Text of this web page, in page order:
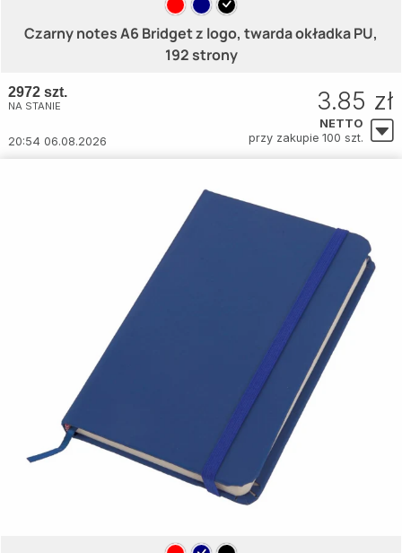
Czarny notes A6 Bridget z logo, twarda okładka PU,
192 strony
2972 szt.
NA STANIE
20:54 06.08.2026
3.85 zł
NETTO
przy zakupie 100 szt.